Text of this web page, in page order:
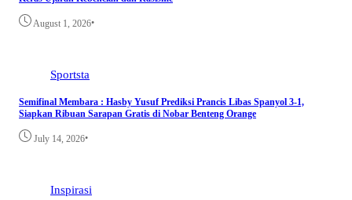
August 1, 2026•
Sportsta
Semifinal Membara : Hasby Yusuf Prediksi Prancis Libas Spanyol 3-1,
Siapkan Ribuan Sarapan Gratis di Nobar Benteng Orange
July 14, 2026•
Inspirasi